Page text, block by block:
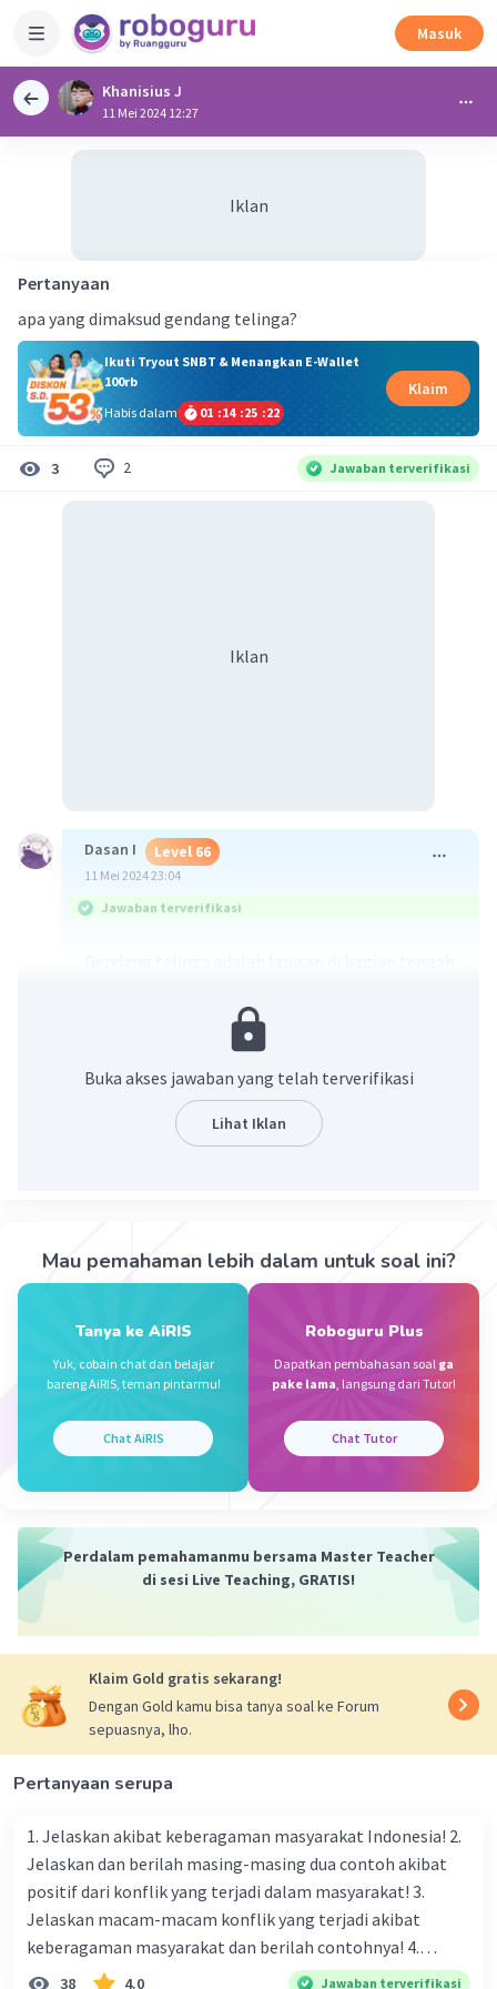
Masuk
Khanisius J
11 Mei 2024 12:27
Iklan
Pertanyaan
apa yang dimaksud gendang telinga?
Ikuti Tryout SNBT & Menangkan E-Wallet
100rb
Habis dalam
01 :14 :25 :22
Klaim
3 2 Jawaban terverifikasi
Iklan
Dasan I Level 66
11 Mei 2024 23:04
Jawaban terverifikasi
gelombang suara dari telinga luar
Beri Rating
Iklan
Level 2
pendengaran
Selain membantu untuk mendengar,fungsi
, yaitu sebagai lapisan
tengah dari paparan bakteri, debu, atau benda
asing lainnya
Beri Rating·5.0(1 Balas
Buka akses jawaban yang telah terverifikasi
Lihat Iklan
Mau pemahaman lebih dalam untuk soal ini?
Tanya ke AiRIS
Yuk, cobain chat dan belajar
bareng AiRIS, teman pintarmu!
Chat AiRIS
Roboguru Plus
Dapatkan pembahasan soal ga
pake lama, langsung dari Tutor!
Chat Tutor
Perdalam pemahamanmu bersama Master Teacher
di sesi Live Teaching, GRATIS!
Klaim Gold gratis sekarang!
Dengan Gold kamu bisa tanya soal ke Forum
sepuasnya, lho.
Pertanyaan serupa
1. Jelaskan akibat keberagaman masyarakat Indonesia! 2.
Jelaskan dan berilah masing-masing dua contoh akibat
positif dari konflik yang terjadi dalam masyarakat! 3.
Jelaskan macam-macam konflik yang terjadi akibat
keberagaman masyarakat dan berilah contohnya! 4.
Mengapa dalam masyarakat yang memiliki keberagaman
38 4.0 Jawaban terverifikasi